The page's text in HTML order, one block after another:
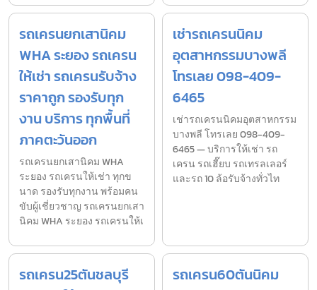
รถเครนยกเสานิคม
WHA ระยอง รถเครน
ให้เช่า รถเครนรับจ้าง
ราคาถูก รองรับทุก
งาน บริการ ทุกพื้นที่
ภาคตะวันออก
รถเครนยกเสานิคม WHA
ระยอง รถเครนให้เช่า ทุกข
นาด รองรับทุกงาน พร้อมคน
ขับผู้เชี่ยวชาญ รถเครนยกเสา
นิคม WHA ระยอง รถเครนให้เ
เช่ารถเครนนิคม
อุตสาหกรรมบางพลี
โทรเลย 098-409-
6465
เช่ารถเครนนิคมอุตสาหกรรม
บางพลี โทรเลย 098-409-
6465 — บริการให้เช่า รถ
เครน รถเฮี๊ยบ รถเทรลเลอร์
และรถ 10 ล้อรับจ้างทั่วไท
รถเครน25ตันชลบุรี
รถเครน60ตันนิคม